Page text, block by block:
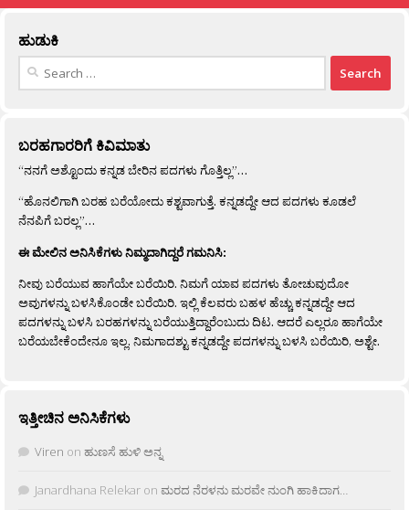
ಹುಡುಕಿ
Search
ಬರಹಗಾರರಿಗೆ ಕಿವಿಮಾತು
“ನನಗೆ ಅಶ್ಟೊಂದು ಕನ್ನಡ ಬೇರಿನ ಪದಗಳು ಗೊತ್ತಿಲ್ಲ”…
“ಹೊನಲಿಗಾಗಿ ಬರಹ ಬರೆಯೋದು ಕಶ್ಟವಾಗುತ್ತೆ. ಕನ್ನಡದ್ದೇ ಆದ ಪದಗಳು ಕೂಡಲೆ
ನೆನಪಿಗೆ ಬರಲ್ಲ”…
ಈ ಮೇಲಿನ ಅನಿಸಿಕೆಗಳು ನಿಮ್ಮದಾಗಿದ್ದರೆ ಗಮನಿಸಿ:
ನೀವು ಬರೆಯುವ ಹಾಗೆಯೇ ಬರೆಯಿರಿ. ನಿಮಗೆ ಯಾವ ಪದಗಳು ತೋಚುವುದೋ
ಅವುಗಳನ್ನು ಬಳಸಿಕೊಂಡೇ ಬರೆಯಿರಿ. ಇಲ್ಲಿ ಕೆಲವರು ಬಹಳ ಹೆಚ್ಚು ಕನ್ನಡದ್ದೇ ಆದ
ಪದಗಳನ್ನು ಬಳಸಿ ಬರಹಗಳನ್ನು ಬರೆಯುತ್ತಿದ್ದಾರೆಂಬುದು ದಿಟ. ಆದರೆ ಎಲ್ಲರೂ ಹಾಗೆಯೇ
ಬರೆಯಬೇಕೆಂದೇನೂ ಇಲ್ಲ. ನಿಮಗಾದಶ್ಟು ಕನ್ನಡದ್ದೇ ಪದಗಳನ್ನು ಬಳಸಿ ಬರೆಯಿರಿ, ಅಶ್ಟೇ.
ಇತ್ತೀಚಿನ ಅನಿಸಿಕೆಗಳು
Viren on ಹುಣಸೆ ಹುಳಿ ಅನ್ನ
Janardhana Relekar on ಮರದ ನೆರಳನು ಮರವೇ ನುಂಗಿ ಹಾಕಿದಾಗ…